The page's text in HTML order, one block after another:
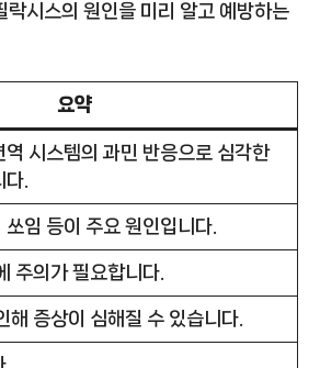
락시스의 원인을 미리 알고 예방하는
요약
역 시스템의 과민 반응으로 심각한
.
임 등이 주요 원인입니다.
주의가 필요합니다.
해 증상이 심해질 수 있습니다.